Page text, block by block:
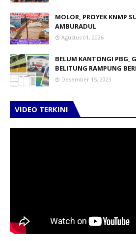
MOLOR, PROYEK KNMP
AMBURADUL
Agustus 01, 2026
BELUM KANTONGI PBG,
BELITUNG RAMPUNG
Desember 15, 2023
VIDEO TERKINI